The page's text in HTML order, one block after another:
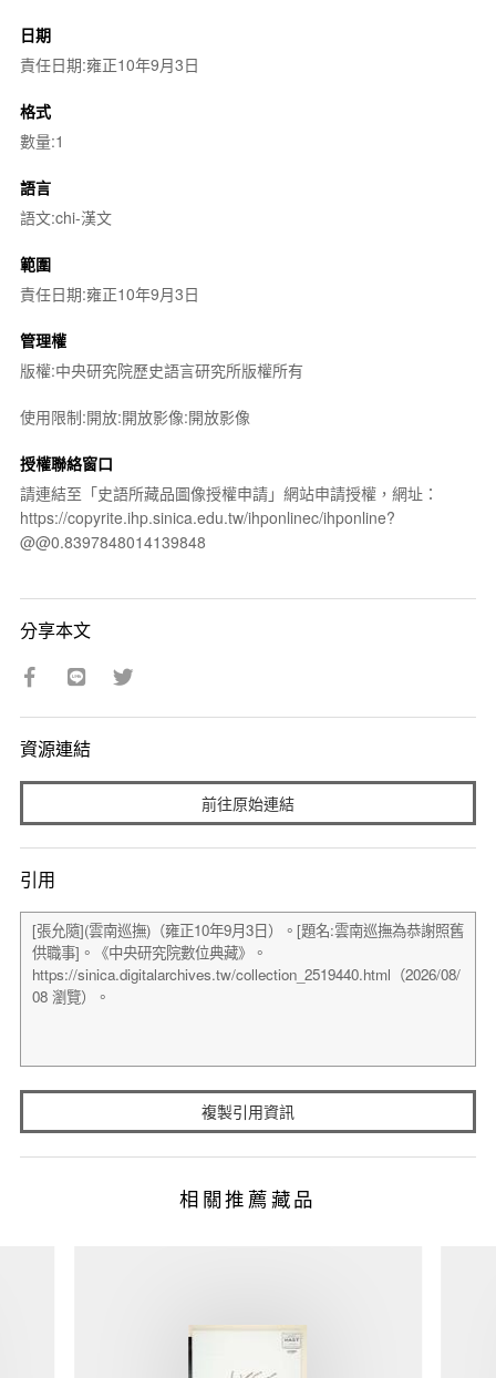
日期
責任日期:雍正10年9月3日
格式
數量:1
語言
語文:chi-漢文
範圍
責任日期:雍正10年9月3日
管理權
版權:中央研究院歷史語言研究所版權所有
使用限制:開放:開放影像:開放影像
授權聯絡窗口
請連結至「史語所藏品圖像授權申請」網站申請授權，網址：
https://copyrite.ihp.sinica.edu.tw/ihponlinec/ihponline?
@@0.8397848014139848
分享本文
資源連結
前往原始連結
引用
複製引用資訊
相關推薦藏品